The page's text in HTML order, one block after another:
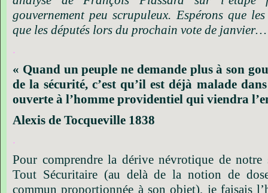
gouvernement peu scrupuleux. Espérons que
que les députés lors du prochain vote de janvier…
.
« Quand un peuple ne demande plus à son
de la sécurité, c’est qu’il est déjà malade
ouverte à l’homme providentiel qui viendra
Alexis de Tocqueville 1838
.
Pour comprendre la dérive névrotique de
Tout Sécuritaire (au delà de la notion de
commun proportionnée à son objet), je faisais